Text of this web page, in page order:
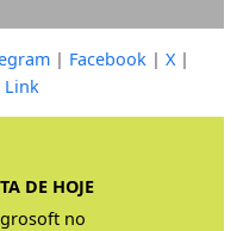
| Facebook | X|
Link
DE HOJE
no